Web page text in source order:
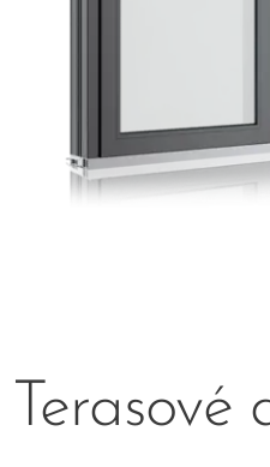
Terasové